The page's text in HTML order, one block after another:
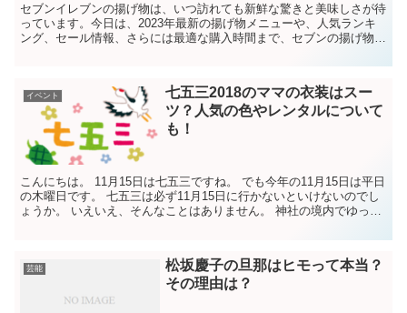
セブンイレブンの揚げ物は、いつ訪れても新鮮な驚きと美味しさが待
っています。今日は、2023年最新の揚げ物メニューや、人気ランキ
ング、セール情報、さらには最適な購入時間まで、セブンの揚げ物の
イベント
七五三2018のママの衣装はスー
ツ？人気の色やレンタルについて
も！
こんにちは。 11月15日は七五三ですね。 でも今年の11月15日は平日
の木曜日です。 七五三は必ず11月15日に行かないといけないのでし
ょうか。 いえいえ、そんなことはありません。 神社の境内でゆっく
芸能
松坂慶子の旦那はヒモって本当？
その理由は？